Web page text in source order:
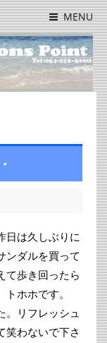
MENU
日は久しぶりに
ンダルを買って
て歩き回ったら
ホホです。
。リフレッシュ
笑わないで下さ